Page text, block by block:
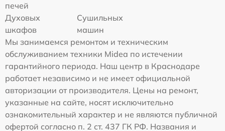
печей
Духовых
шкафов
Сушильных
машин
Мы занимаемся ремонтом и техническим
обслуживанием техники Midea по истечении
гарантийного периода. Наш центр в Краснодаре
работает независимо и не имеет официальной
авторизации от производителя. Цены на ремонт,
указанные на сайте, носят исключительно
ознакомительный характер и не являются публичной
офертой согласно п. 2 ст. 437 ГК РФ. Названия и